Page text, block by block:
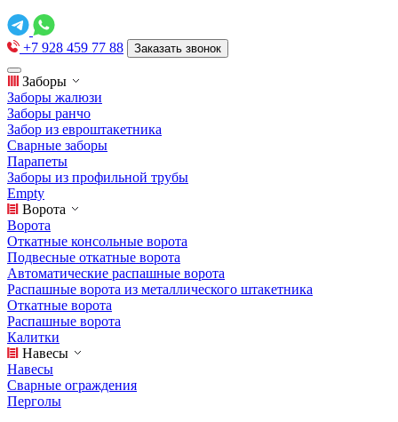
+7 928 459 77 88 Заказать звонок
Заборы
Заборы жалюзи
Заборы ранчо
Забор из евроштакетника
Сварные заборы
Парапеты
Заборы из профильной трубы
Empty
Ворота
Ворота
Откатные консольные ворота
Подвесные откатные ворота
Автоматические распашные ворота
Распашные ворота из металлического штакетника
Откатные ворота
Распашные ворота
Калитки
Навесы
Навесы
Сварные ограждения
Перголы